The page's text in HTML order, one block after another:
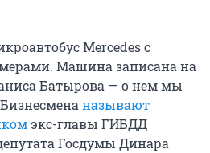
Mercedes с
Машина записана на
Батырова — о нем мы
называют
экс-главы ГИБДД
Госдумы Динара